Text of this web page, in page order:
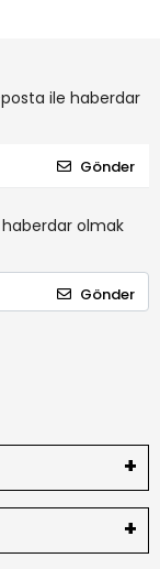
ile haberdar
Gönder
olmak
Gönder